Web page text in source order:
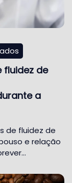
fluidez de
a
de fluidez de
e relação